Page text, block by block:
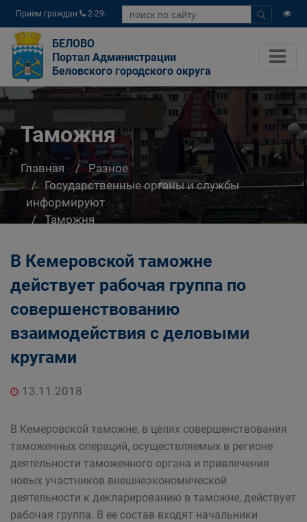
Прием граждан
2-29-
04
БЕЛОВО
Портал Администрации
Беловского городского округа
Таможня
Главная
Разное
Государственные органы и службы
информируют
Таможня
В Кемеровской таможне
действует рабочая группа по
совершенствованию
взаимодействия с деловыми
кругами
13.11.2018
В Кемеровской таможне, в целях совершенствования
таможенных операций, осуществляемых в регионе
деятельности таможенного органа и привлечения
новых участников внешнеэкономической
деятельности к декларированию в таможне, действует
рабочая группа. В ее состав входят начальники